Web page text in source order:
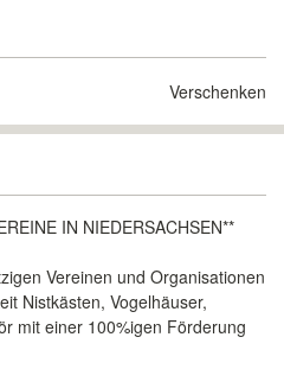
Verschenken
IN NIEDERSACHSEN**
Vereinen und Organisationen
Nistkästen, Vogelhäuser,
mit einer 100%igen Förderung